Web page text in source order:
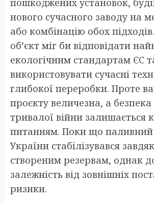
нового сучасного заводу на
або комбінацію обох
об’єкт міг би відповідати
екологічним стандартам ЄС
використовувати сучасні
глибокої переробки. Проте
проєкту величезна, а
тривалої війни залишається
питанням. Поки що
України стабілізувався
створеним резервам, однак
залежність від зовнішніх
ризики.